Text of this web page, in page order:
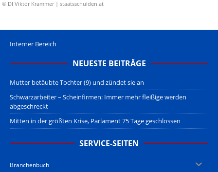
© DI Viktor Krammer | staatsschulden.at
Interner Bereich
NEUESTE BEITRÄGE
Mutter betäubte Tochter (9) und zündet sie an
Schwarzarbeiter – Scheinfirmen: Immer mehr fleißige werden
abgeschreckt
Mitten in der größten Krise, Parlament 75 Tage geschlossen
SERVICE-SEITEN
Branchenbuch